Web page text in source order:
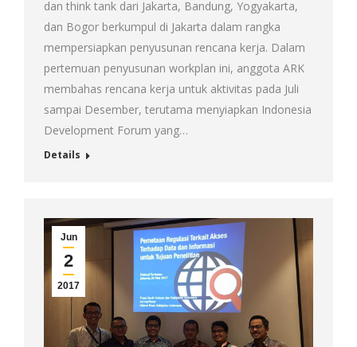
dan think tank dari Jakarta, Bandung, Yogyakarta,
dan Bogor berkumpul di Jakarta dalam rangka
mempersiapkan penyusunan rencana kerja. Dalam
pertemuan penyusunan workplan ini, anggota ARK
membahas rencana kerja untuk aktivitas pada Juli
sampai Desember, terutama menyiapkan Indonesia
Development Forum yang…
Details
Jun
2
2017